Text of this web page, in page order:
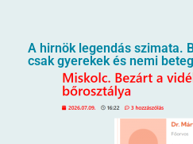
A hirnök legendás szimata.
csak gyerekek és nemi